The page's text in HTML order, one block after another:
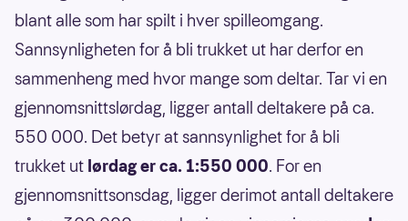
blant alle som har spilt i hver spilleomgang.
Sannsynligheten for å bli trukket ut har derfor en
sammenheng med hvor mange som deltar. Tar vi en
gjennomsnittslørdag, ligger antall deltakere på ca.
550 000. Det betyr at sannsynlighet for å bli
trukket ut lørdag er ca. 1:550 000. For en
gjennomsnittsonsdag, ligger derimot antall deltakere